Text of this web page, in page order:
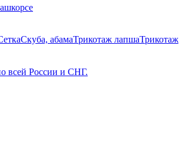
Скуба, абамаТрикотаж лапшаТрикотаж